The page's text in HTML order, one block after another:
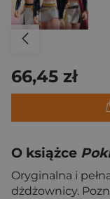
66,45 zł
O książce
Oryginalna i
dżdżownicy.